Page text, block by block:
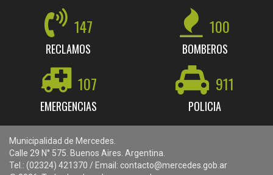
147
RECLAMOS
100
BOMBEROS
107
EMERGENCIAS
911
POLICIA
Municipalidad de Mercedes.
Calle 29 N° 575. Buenos Aires. Argentina.
Tel.: (02324) 421370 / Email: contacto@mercedes.gob.ar